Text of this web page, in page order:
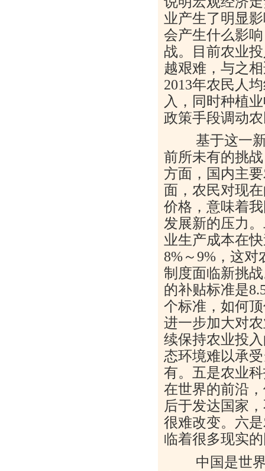
业产生了明显
会产生什么影
战。目前农业
越艰难，与之
2013年农民人
入，同时种植
政策手段调动
基于这一新
前所未有的挑
方面，国内主
面，农民对现
价格，意味着
发展新的压力
业生产成本在
8%～9%，这
制度面临新挑
的补贴标准是
个标准，如何
进一步加大对
续保持农业投
态环境难以承
有。五是农业
在世界的前沿
后于发达国家
很难改变。六
临着很多现实
中国是世界